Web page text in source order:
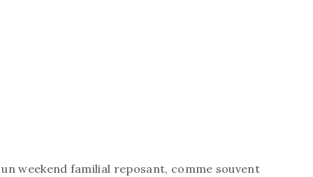
weekend familial reposant, comme souvent